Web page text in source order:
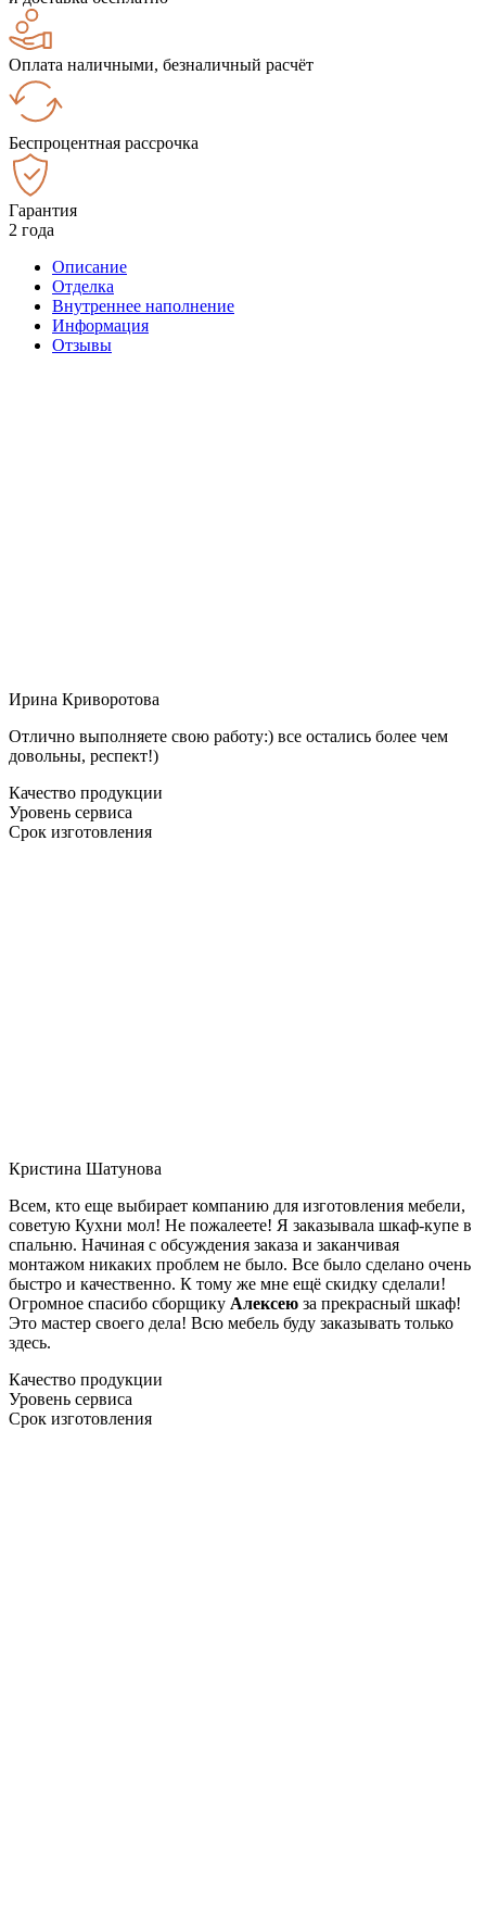
Оплата наличными, безналичный расчёт
Беспроцентная рассрочка
Гарантия
2 года
Описание
Отделка
Внутреннее наполнение
Информация
Отзывы
Ирина Криворотова
Отлично выполняете свою работу:) все остались более чем
довольны, респект!)
Качество продукции
Уровень сервиса
Срок изготовления
Кристина Шатунова
Всем, кто еще выбирает компанию для изготовления мебели,
советую Кухни мол! Не пожалеете! Я заказывала шкаф-купе в
спальню. Начиная с обсуждения заказа и заканчивая
монтажом никаких проблем не было. Все было сделано очень
быстро и качественно. К тому же мне ещё скидку сделали!
Огромное спасибо сборщику Алексею за прекрасный шкаф!
Это мастер своего дела! Всю мебель буду заказывать только
здесь.
Качество продукции
Уровень сервиса
Срок изготовления